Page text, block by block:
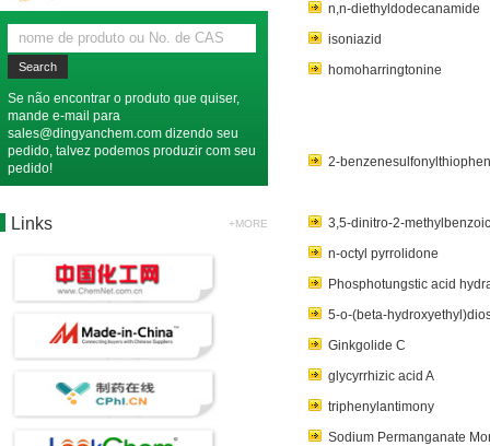
Se não encontrar o produto que quiser,
mande e-mail para
sales@dingyanchem.com dizendo seu
pedido, talvez podemos produzir com seu
pedido!
Links +MORE
n,n-diethyldodecanamide
isoniazid
homoharringtonine
2-
3,5-dinitro-2-
n-octyl pyrrolidone
Phosphotungstic acid
5-o-(beta-
Ginkgolide C
glycyrrhizic acid A
triphenylantimony
Sodium Permanganate